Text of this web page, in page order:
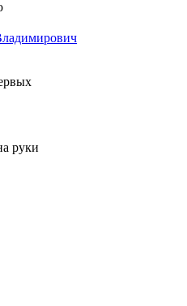
руки